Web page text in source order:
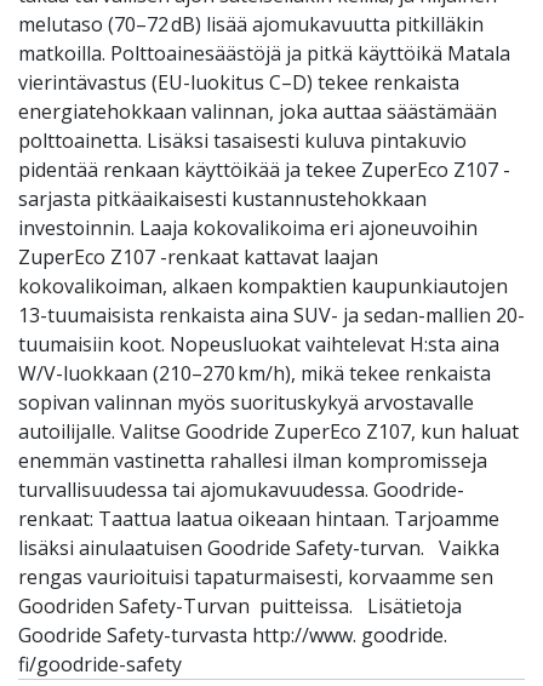
melutaso (70–72 dB) lisää ajomukavuutta pitkilläkin
matkoilla. Polttoainesäästöjä ja pitkä käyttöikä Matala
vierintävastus (EU-luokitus C–D) tekee renkaista
energiatehokkaan valinnan, joka auttaa säästämään
polttoainetta. Lisäksi tasaisesti kuluva pintakuvio
pidentää renkaan käyttöikää ja tekee ZuperEco Z107 -
sarjasta pitkäaikaisesti kustannustehokkaan
investoinnin. Laaja kokovalikoima eri ajoneuvoihin
ZuperEco Z107 -renkaat kattavat laajan
kokovalikoiman, alkaen kompaktien kaupunkiautojen
13-tuumaisista renkaista aina SUV- ja sedan-mallien 20-
tuumaisiin koot. Nopeusluokat vaihtelevat H:sta aina
W/V-luokkaan (210–270 km/h), mikä tekee renkaista
sopivan valinnan myös suorituskykyä arvostavalle
autoilijalle. Valitse Goodride ZuperEco Z107, kun haluat
enemmän vastinetta rahallesi ilman kompromisseja
turvallisuudessa tai ajomukavuudessa. Goodride-
renkaat: Taattua laatua oikeaan hintaan. Tarjoamme
lisäksi ainulaatuisen Goodride Safety-turvan. Vaikka
rengas vaurioituisi tapaturmaisesti, korvaamme sen
Goodriden Safety-Turvan puitteissa. Lisätietoja
Goodride Safety-turvasta http://www. goodride.
fi/goodride-safety